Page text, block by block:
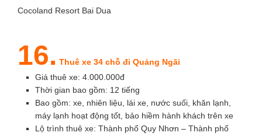
Cocoland Resort Bai Dua
16. Thuê xe 34 chỗ đi Quảng Ngãi
Giá thuê xe: 4.000.000đ
Thời gian bao gồm: 12 tiếng
Bao gồm: xe, nhiên liệu, lái xe, nước suối, khăn lạnh,
máy lạnh hoạt động tốt, bảo hiềm hành khách trên xe
Lộ trình thuê xe: Thành phố Quy Nhơn – Thành phố